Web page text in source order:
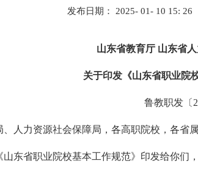
发布日期： 2025- 01- 10 15: 26
山东省教育厅 山东省
关于印发《山东省职业院
鲁教职发〔
人力资源社会保障局，各高职院校，各省
东省职业院校基本工作规范》印发给你们